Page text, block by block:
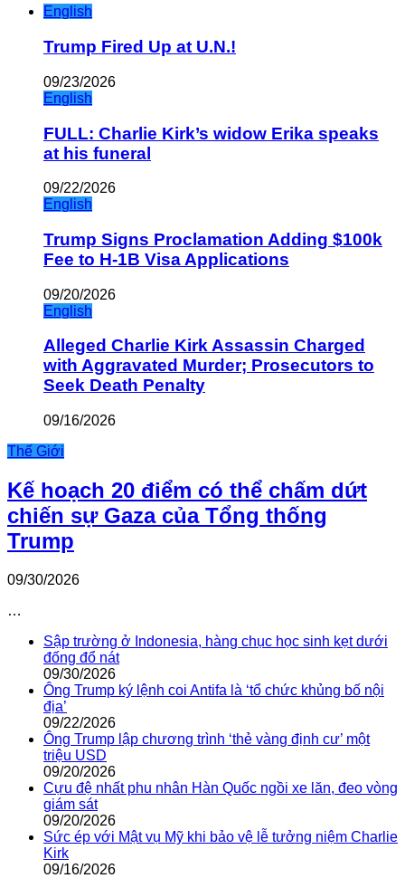
English
Trump Fired Up at U.N.!
09/23/2026
English
FULL: Charlie Kirk’s widow Erika speaks
at his funeral
09/22/2026
English
Trump Signs Proclamation Adding $100k
Fee to H-1B Visa Applications
09/20/2026
English
Alleged Charlie Kirk Assassin Charged
with Aggravated Murder; Prosecutors to
Seek Death Penalty
09/16/2026
Thế Giới
Kế hoạch 20 điểm có thể chấm dứt
chiến sự Gaza của Tổng thống
Trump
09/30/2026
…
Sập trường ở Indonesia, hàng chục học sinh kẹt dưới
đống đổ nát
09/30/2026
Ông Trump ký lệnh coi Antifa là ‘tổ chức khủng bố nội
địa’
09/22/2026
Ông Trump lập chương trình ‘thẻ vàng định cư’ một
triệu USD
09/20/2026
Cựu đệ nhất phu nhân Hàn Quốc ngồi xe lăn, đeo vòng
giám sát
09/20/2026
Sức ép với Mật vụ Mỹ khi bảo vệ lễ tưởng niệm Charlie
Kirk
09/16/2026